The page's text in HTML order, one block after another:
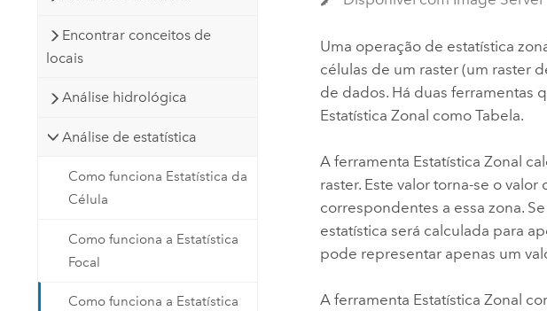
Encontrar conceitos de
locais
Análise hidrológica
Análise de estatística
Como funciona Estatística da
Célula
Como funciona a Estatística
Focal
Como funciona a Estatística
Uma operação de estatística
células de um raster (um raster
de dados. Há duas ferramentas
Estatística Zonal como Tabela.
A ferramenta Estatística Zonal
raster. Este valor torna-se o
correspondentes a essa zona.
estatística será calculada para
pode representar apenas um
A ferramenta Estatística Zonal